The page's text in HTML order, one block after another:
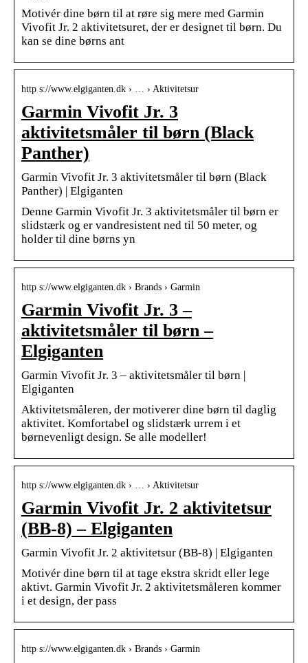
Motivér dine børn til at røre sig mere med Garmin
Vivofit Jr. 2 aktivitetsuret, der er designet til børn. Du
kan se dine børns ant
http s://www.elgiganten.dk › … › Aktivitetsur
Garmin Vivofit Jr. 3
aktivitetsmåler til børn (Black
Panther)
Garmin Vivofit Jr. 3 aktivitetsmåler til børn (Black
Panther) | Elgiganten
Denne Garmin Vivofit Jr. 3 aktivitetsmåler til børn er
slidstærk og er vandresistent ned til 50 meter, og
holder til dine børns yn
http s://www.elgiganten.dk › Brands › Garmin
Garmin Vivofit Jr. 3 –
aktivitetsmåler til børn –
Elgiganten
Garmin Vivofit Jr. 3 – aktivitetsmåler til børn |
Elgiganten
Aktivitetsmåleren, der motiverer dine børn til daglig
aktivitet. Komfortabel og slidstærk urrem i et
børnevenligt design. Se alle modeller!
http s://www.elgiganten.dk › … › Aktivitetsur
Garmin Vivofit Jr. 2 aktivitetsur
(BB-8) – Elgiganten
Garmin Vivofit Jr. 2 aktivitetsur (BB-8) | Elgiganten
Motivér dine børn til at tage ekstra skridt eller lege
aktivt. Garmin Vivofit Jr. 2 aktivitetsmåleren kommer
i et design, der pass
http s://www.elgiganten.dk › Brands › Garmin